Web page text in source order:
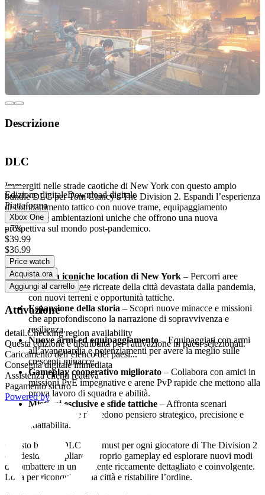
Descrizione
Division 2
Immergiti nelle strade caotiche di New York con questo ampio
bundle DLC per Tom Clancy's The Division 2. Espandi l’esperienza
di combattimento tattico con nuove trame, equipaggiamento
migliorato e ambientazioni uniche che offrono una nuova
prospettiva sul mondo post-pandemico.
Caratteristiche principali:
Esplora iconiche location di New York – Percorri aree
meticolosamente ricreate della città devastata dalla pandemia,
con nuovi terreni e opportunità tattiche.
Espansione della storia – Scopri nuove minacce e missioni
che approfondiscono la narrazione di sopravvivenza e
resilienza.
Nuove armi ed equipaggiamento– Equipaggiati con armi
all’avanguardia e potenziamenti per avere la meglio sulle
crescenti minacce.
Gameplay cooperativo migliorato – Collabora con amici in
missioni PvE impegnative e arene PvP rapide che mettono alla
prova lavoro di squadra e abilità.
Missioni esclusive e sfide tattiche – Affronta scenari
innovativi che richiedono pensiero strategico, precisione e
adattabilità.
Questo bundle DLC è un must per ogni giocatore di The Division 2
che desidera ampliare il proprio gameplay ed esplorare nuovi modi
di combattere in un ambiente riccamente dettagliato e coinvolgente.
Lotta per riconquistare la città e ristabilire l’ordine.
DLC
Edizione digitaleDownload digitale
Piattaforma
Xbox One
- 7%
$39.99
$36.99
Price watch
Acquista ora
Aggiungi al carrello
Attivazione
detail.Checking region availability
Questa edizione è distribuita per l'attivazione in paesi selezionati.
Caricamento dell’elenco dei paesi...
Consegna digitale immediata
Assistenza clienti reattiva
Pagamento sicuro
Powered by